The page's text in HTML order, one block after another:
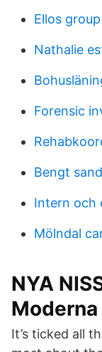
Ellos
Nathalie
Forensic
Bengt
Intern och
Mölndal
NYA
It’s ticked all